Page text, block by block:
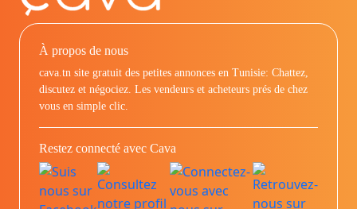
À propos de nous
cava.tn site gratuit des petites annonces en Tunisie: Chattez,
discutez et négociez. Les vendeurs et acheteurs prés de chez
vous en simple clic.
Restez connecté avec Cava